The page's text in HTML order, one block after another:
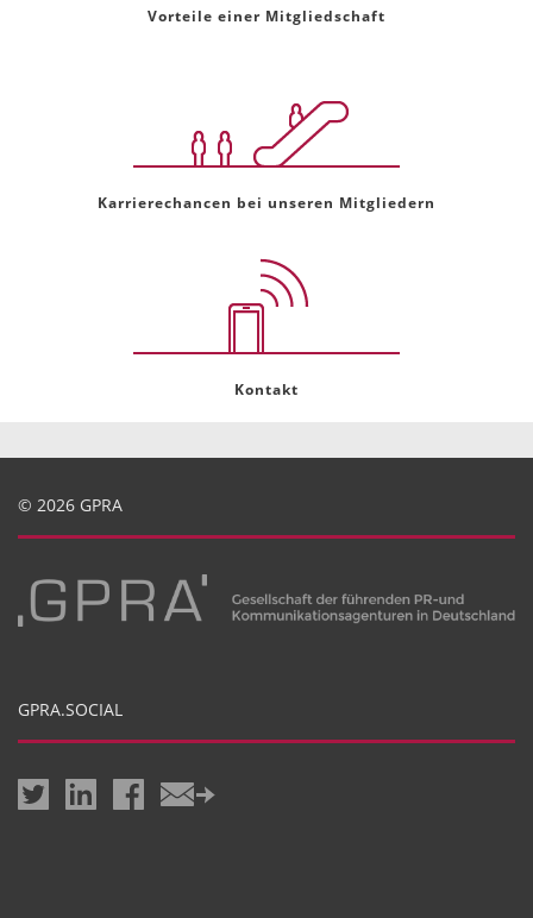
Vorteile einer Mitgliedschaft
Karrierechancen bei unseren Mitgliedern
Kontakt
© 2026 GPRA
GPRA.SOCIAL